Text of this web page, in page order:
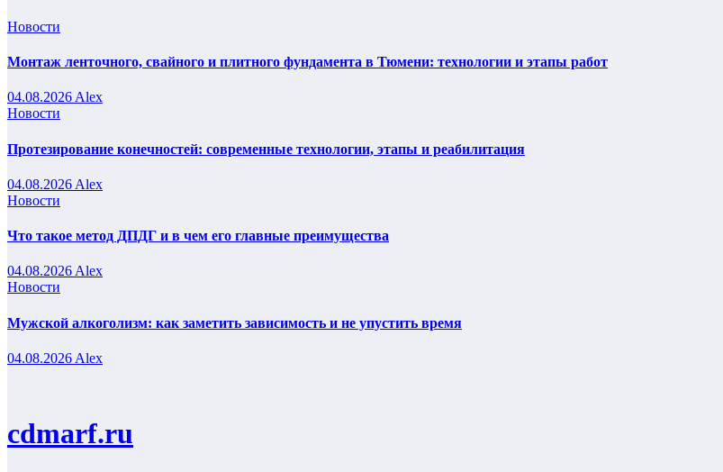
Новости
Монтаж ленточного, свайного и плитного фундамента в Тюмени: технологии и этапы работ
04.08.2026 Alex
Новости
Протезирование конечностей: современные технологии, этапы и реабилитация
04.08.2026 Alex
Новости
Что такое метод ДПДГ и в чем его главные преимущества
04.08.2026 Alex
Новости
Мужской алкоголизм: как заметить зависимость и не упустить время
04.08.2026 Alex
cdmarf.ru